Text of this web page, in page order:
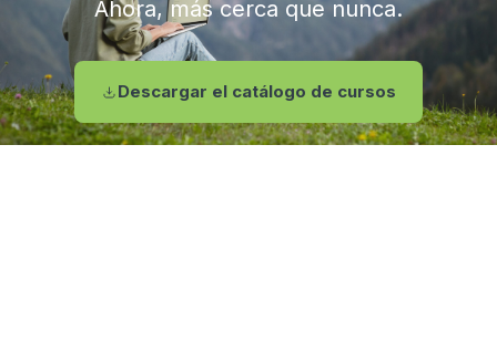
Ahora, más cerca que nunca.
Descargar el catálogo de cursos